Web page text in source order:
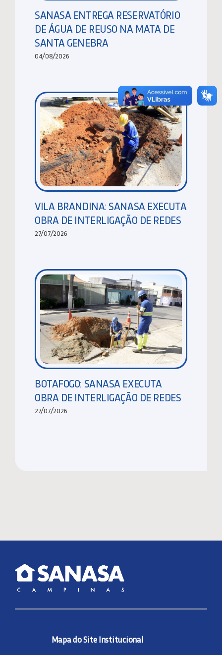
SANASA ENTREGA RESERVATÓRIO
DE ÁGUA DE REUSO NA MATA DE
SANTA GENEBRA
04/08/2026
VILA BRANDINA: SANASA EXECUTA
OBRA DE INTERLIGAÇÃO DE REDES
27/07/2026
BOTAFOGO: SANASA EXECUTA
OBRA DE INTERLIGAÇÃO DE REDES
27/07/2026
Mapa do Site Institucional